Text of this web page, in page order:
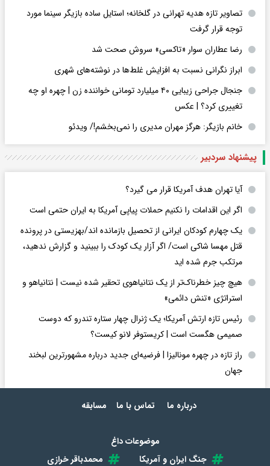
تصاویر تازه هدیه تهرانی در گلخانه؛ استایل ساده بازیگر سینما مورد
توجه قرار گرفت
رضا عطاران سوار «تاکسی» سروش صحت شد
ابراز نگرانی نسبت به افزایش غلط‌ها در نوشته‌های شهری
جنجال جراحی زیبایی ۴۰ میلیارد تومانی خواننده زن | چهره او چه
تغییری کرد؟ | عکس
خانم بازیگر: هرگز مهران مدیری را نمی‌بخشم!/ ویدئو
پیشنهاد سردبیر
آیا تهران هدف آمریکا قرار می گیرد؟
اگر این اقدامات را نکنیم حملات پیاپی آمریکا به ایران حتمی است
یک چهارم کودکان ایرانی از تحصیل بازمانده اند/بهزیستی در پرونده
قتل مهسا شاکی است/ اگر آزار یک کودک را ببینید و گزارش ندهید،
مرتکب جرم شده اید
هیچ چیز خطرناک‌تر از یک نتانیاهوی تحقیر شده نیست | نتانیاهو و
استراتژی «تنش دائمی»
رئیس تازه ارتش آمریکا؛ یک ژنرال چهار ستاره تندرو که دوست
صمیمی هگست است | کریستوفر لانو کیست؟
راز تازه در چهره مونالیزا | فرضیه‌ای جدید درباره مشهورترین لبخند
جهان
درباره ما تماس با ما مسابقه
موضوعات داغ
جنگ ایران و آمریکا
محمدباقر خرازی